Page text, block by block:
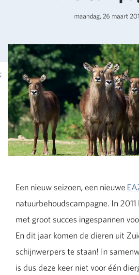
;
maandag, 26 maart
Een nieuw seizoen, een nieuwe
natuurbehoudscampagne. In
met groot succes ingespannen
En dit jaar komen de dieren uit
schijnwerpers te staan! In
is dus deze keer niet voor één